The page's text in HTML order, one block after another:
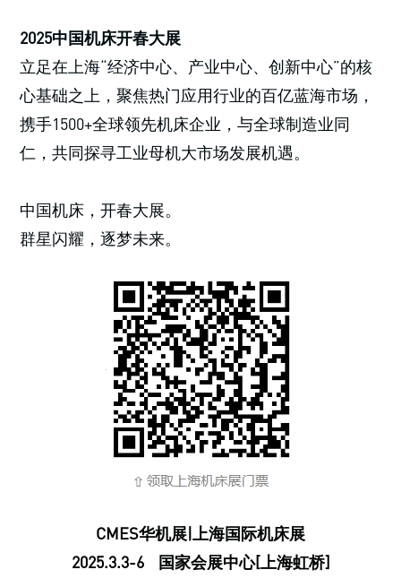
2025中国机床开春大展
立足在上海“经济中心、产业中心、创新中心”的核
心基础之上，聚焦热门应用行业的百亿蓝海市场，
携手1500+全球领先机床企业，与全球制造业同
仁，共同探寻工业母机大市场发展机遇。
中国机床，开春大展。
群星闪耀，逐梦未来。
CMES华机展|上海国际机床展
2025.3.3-6 国家会展中心[上海虹桥]